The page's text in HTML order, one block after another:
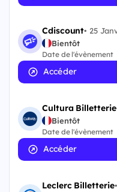
Cdiscount• 25
Bientôt
Date de l'évènement
Accéder
Cultura Billetterie
Bientôt
Date de l'évènement
Accéder
Leclerc Billetterie•